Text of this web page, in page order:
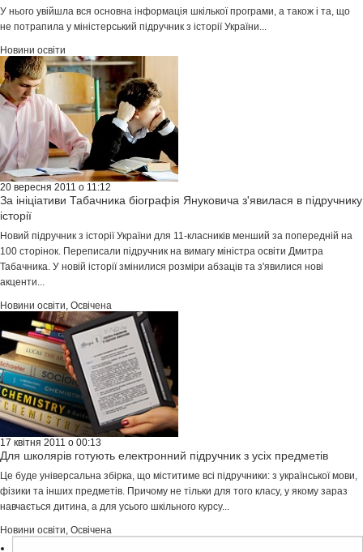
У нього увійшла вся основна інформація шкілької програми, а також і та, що
не потрапила у міністерський підручник з історії України...
Новини освіти
20 вересня 2011 о 11:12
За ініціативи Табачника біографія Януковича з'явилася в підручнику
історії
Новий підручник з історії України для 11-класників менший за попередній на
100 сторінок. Переписали підручник на вимагу міністра освіти Дмитра
Табачника. У новій історії змінилися розміри абзаців та з'явилися нові
акценти...
Новини освіти, Освічена
17 квітня 2011 о 00:13
Для школярів готують електронний підручник з усіх предметів
Це буде універсальна збірка, що міститиме всі підручники: з української мови,
фізики та інших предметів. Причому не тільки для того класу, у якому зараз
навчається дитина, а для усього шкільного курсу...
Новини освіти, Освічена